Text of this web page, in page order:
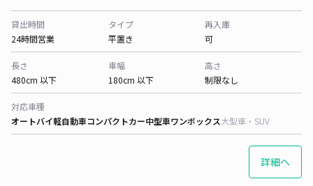
貸出時間
24時間営業
タイプ
平置き
再入庫
可
長さ
480cm 以下
車幅
180cm 以下
高さ
制限なし
対応車種
オートバイ軽自動車コンパクトカー中型車ワンボックス大型車・SUV
詳細へ